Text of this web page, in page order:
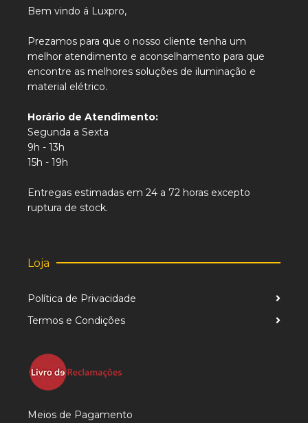
Bem vindo á Luxpro,
Prezamos para que o nosso cliente tenha um
melhor atendimento e aconselhamento para que
encontre as melhores soluções de iluminação e
material elétrico.
Horário de Atendimento:
Segunda a Sexta
9h - 13h
15h - 19h
Entregas estimadas em 24 a 72 horas excepto
ruptura de stock.
Loja
Política de Privacidade
Termos e Condições
Meios de Pagamento